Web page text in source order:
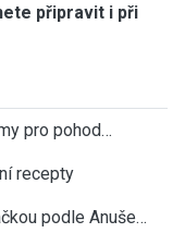
připravit i při
pro pohod…
recepty
podle Anuše…